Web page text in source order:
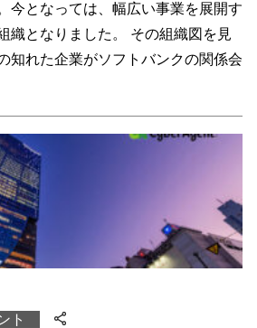
今となっては、幅広い事業を展開す
織となりました。 その組織図を見
知れた企業がソフトバンクの関係会
ト